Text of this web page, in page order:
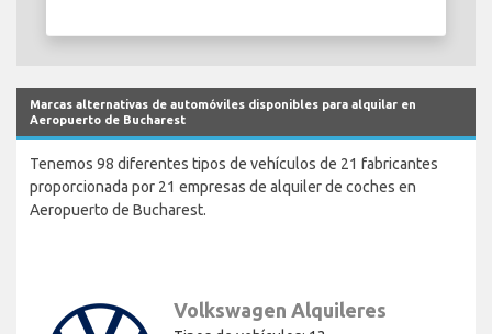
Marcas alternativas de automóviles disponibles para alquilar en
Aeropuerto de Bucharest
Tenemos 98 diferentes tipos de vehículos de 21 fabricantes
proporcionada por 21 empresas de alquiler de coches en
Aeropuerto de Bucharest.
Volkswagen Alquileres